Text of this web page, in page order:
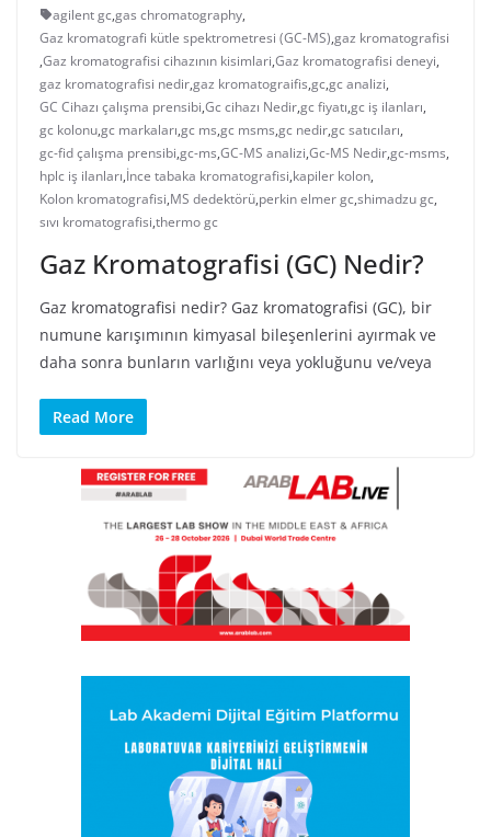
agilent gc,gas chromatography,
Gaz kromatografi kütle spektrometresi (GC-MS),gaz kromatografisi
,Gaz kromatografisi cihazının kisimlari,Gaz kromatografisi deneyi,
gaz kromatografisi nedir,gaz kromatograifis,gc,gc analizi,
GC Cihazı çalışma prensibi,Gc cihazı Nedir,gc fiyatı,gc iş ilanları,
gc kolonu,gc markaları,gc ms,gc msms,gc nedir,gc satıcıları,
gc-fid çalışma prensibi,gc-ms,GC-MS analizi,Gc-MS Nedir,gc-msms,
hplc iş ilanları,İnce tabaka kromatografisi,kapiler kolon,
Kolon kromatografisi,MS dedektörü,perkin elmer gc,shimadzu gc,
sıvı kromatografisi,thermo gc
Gaz Kromatografisi (GC) Nedir?
Gaz kromatografisi nedir? Gaz kromatografisi (GC), bir
numune karışımının kimyasal bileşenlerini ayırmak ve
daha sonra bunların varlığını veya yokluğunu ve/veya
Read More